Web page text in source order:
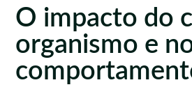
O impacto do
organismo e